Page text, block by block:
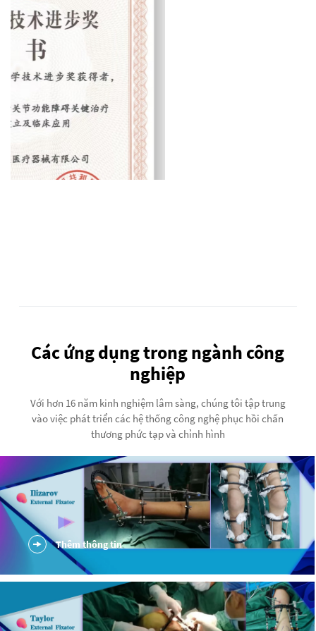
Các ứng dụng trong ngành công
nghiệp
Với hơn 16 năm kinh nghiệm lâm sàng, chúng tôi tập trung
vào việc phát triển các hệ thống công nghệ phục hồi chấn
thương phức tạp và chỉnh hình
Thêm thông tin